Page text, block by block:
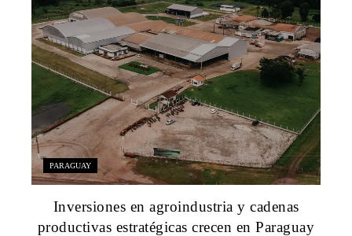
PARAGUAY
Inversiones en agroindustria y cadenas
productivas estratégicas crecen en Paraguay